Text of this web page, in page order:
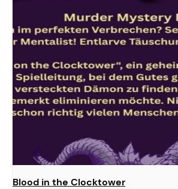
Blood in the Clocktower